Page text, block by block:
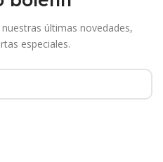
últimas novedades,
especiales.